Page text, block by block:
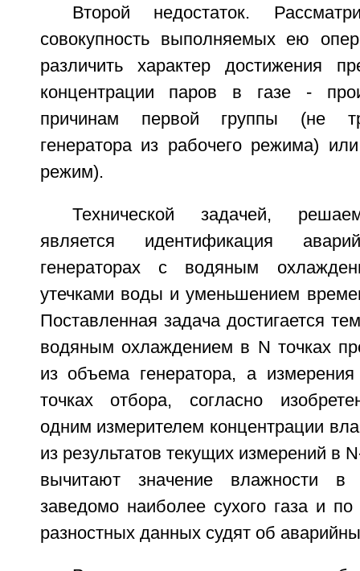
Второй недостаток.
совокупность выполняемых ею
различить характер достижения
концентрации паров в газе -
причинам первой группы (не
генератора из рабочего режима)
режим).
Технической задачей,
является идентификация
генераторах с водяным
утечками воды и уменьшением
Поставленная задача достигается
водяным охлаждением в N точках
из объема генератора, а
точках отбора, согласно
одним измерителем концентрации
из результатов текущих измерений в
вычитают значение влажности
заведомо наиболее сухого газа и по
разностных данных судят об